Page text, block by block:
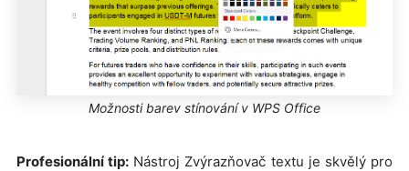
Možnosti barev stínování v WPS Office
Profesionální tip: Nástroj Zvýrazňovač textu je skvělý pro